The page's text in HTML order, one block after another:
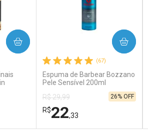
(67)
Espuma de Barbear Bozzano
Pele Sensível 200ml
R$ 29,99
R$22,33
26% OFF
COMPRAR